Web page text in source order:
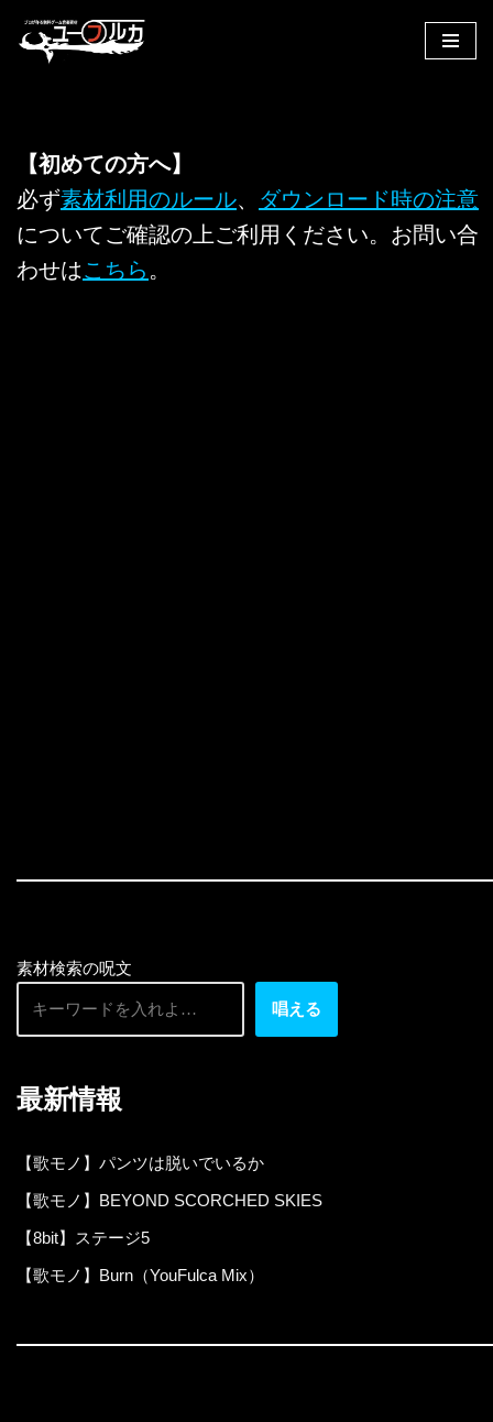
へ
キ
ッ
【初めての方へ】
必ず素材利用のルール、 ダウンロード時の注意
についてご確認の上ご利用ください。お問い合
わせはこちら 。
素材検索の呪文
唱える
最新情報
【歌モノ】パンツは脱いでいるか
【歌モノ】BEYOND SCORCHED SKIES
【8bit】ステージ5
【歌モノ】Burn（YouFulca Mix）